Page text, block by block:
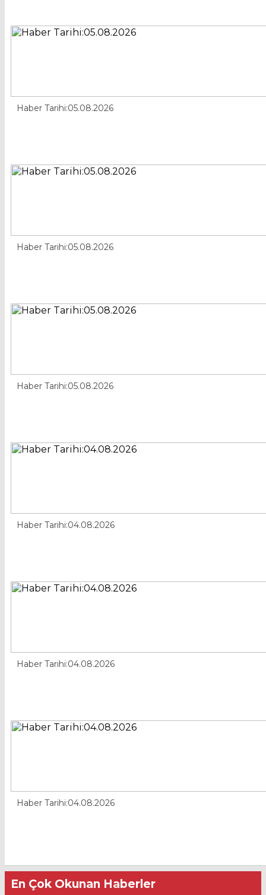
Haber Tarihi:05.08.2026
Haber Tarihi:05.08.2026
Haber Tarihi:05.08.2026
Haber Tarihi:04.08.2026
Haber Tarihi:04.08.2026
Haber Tarihi:04.08.2026
En Çok Okunan Haberler